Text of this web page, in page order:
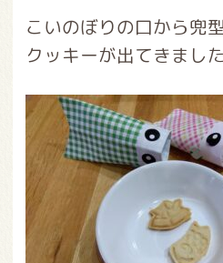
こいのぼりの口から兜
クッキーが出てきました